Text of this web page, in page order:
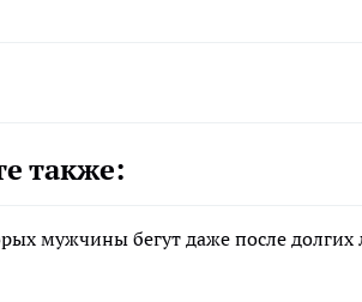
также:
мужчины бегут даже после